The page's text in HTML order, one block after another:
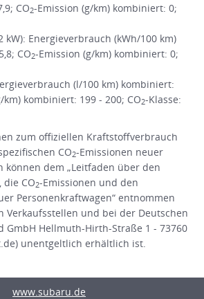
CO2-Emission (g/km) kombiniert: 0;
kW): Energieverbrauch (kWh/100 km)
CO2-Emission (g/km) kombiniert: 0;
(l/100 km) kombiniert:
km) kombiniert: 199 - 200; CO2-Klasse:
zum offiziellen Kraftstoffverbrauch
CO2-Emissionen neuer
können dem „Leitfaden über den
CO2-Emissionen und den
Personenkraftwagen“ entnommen
Verkaufsstellen und bei der Deutschen
GmbH Hellmuth-Hirth-Straße 1 - 73760
unentgeltlich erhältlich ist.
www.subaru.de